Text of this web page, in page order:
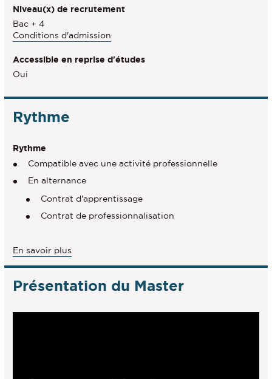
Niveau(x) de recrutement
Bac + 4
Conditions d'admission
Accessible en reprise d'études
Oui
Rythme
Rythme
Compatible avec une activité professionnelle
En alternance
Contrat d'apprentissage
Contrat de professionnalisation
En savoir plus
Rythme
Présentation du Master